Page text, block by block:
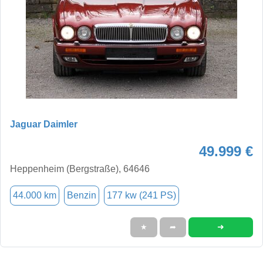
Jaguar Daimler
49.999 €
Heppenheim (Bergstraße), 64646
44.000 km Benzin 177 kw (241 PS)
★ ➦ ➜